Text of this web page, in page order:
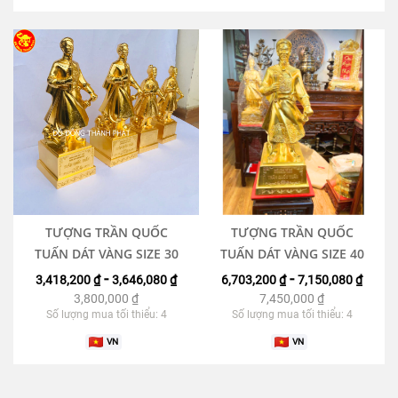
TƯỢNG TRẦN QUỐC
TUẤN DÁT VÀNG SIZE 30
3,418,200 ₫-3,646,080 ₫
3,800,000 ₫
Số lượng mua tối thiểu: 4
VN
TƯỢNG TRẦN QUỐC
TUẤN DÁT VÀNG SIZE 40
6,703,200 ₫-7,150,080 ₫
7,450,000 ₫
Số lượng mua tối thiểu: 4
VN